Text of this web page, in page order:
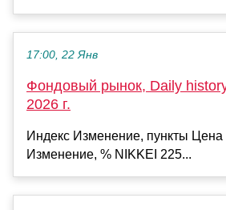
17:00, 22 Янв
Фондовый рынок, Daily
2026 г.
Индекс Изменение, пункты Цена
Изменение, % NIKKEI 225...